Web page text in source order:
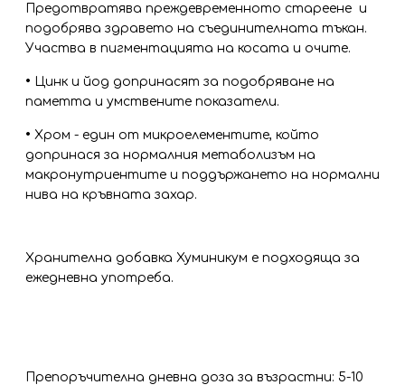
Предотвратява преждевременното стареене и
подобрява здравето на съединителната тъкан.
Участва в пигментацията на косата и очите.
• Цинк и йод допринасят за подобряване на
паметта и умствените показатели.
• Хром - един от микроелементите, който
допринася за нормалния метаболизъм на
макронутриентите и поддържането на нормални
нива на кръвната захар.
Хранителна добавка Хуминикум е подходяща за
ежедневна употреба.
Препоръчителна дневна доза за възрастни: 5-10